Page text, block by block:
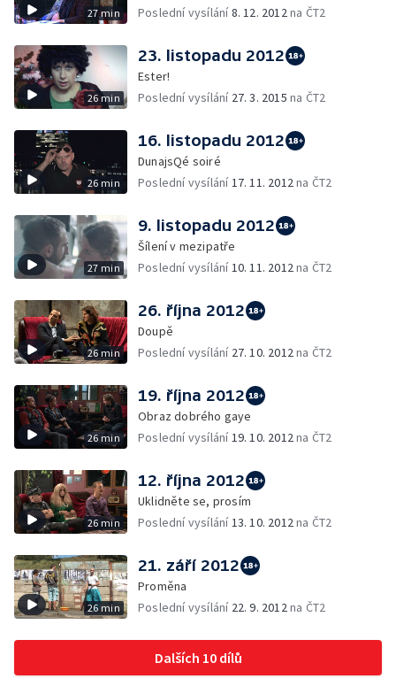
27 min Poslední vysílání8. 12. 2012 na ČT2
26 min
23. listopadu 2012
Ester!
Poslední vysílání 27. 3. 2015 na ČT2
26 min
16. listopadu 2012
DunajsQé soiré
Poslední vysílání 17. 11. 2012 na ČT2
27 min
9. listopadu 2012
Šílení v mezipatře
Poslední vysílání 10. 11. 2012 na ČT2
26 min
26. října 2012
Doupě
Poslední vysílání 27. 10. 2012 na ČT2
26 min
19. října 2012
Obraz dobrého gaye
Poslední vysílání 19. 10. 2012 na ČT2
26 min
12. října 2012
Uklidněte se, prosím
Poslední vysílání 13. 10. 2012 na ČT2
26 min
21. září 2012
Proměna
Poslední vysílání 22. 9. 2012 na ČT2
Dalších 10 dílů